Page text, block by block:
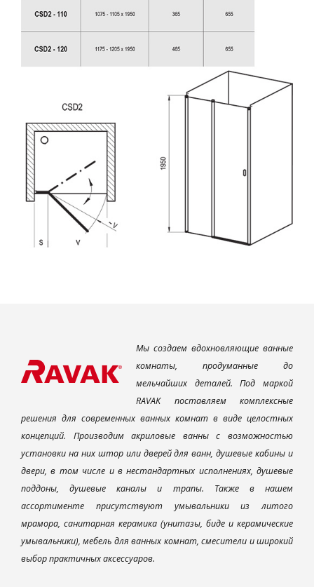
Мы создаем вдохновляющие ванные
комнаты, продуманные до
мельчайших деталей. Под маркой
RAVAK поставляем комплексные
решения для современных ванных комнат в виде целостных
концепций. Производим акриловые ванны с возможностью
установки на них штор или дверей для ванн, душевые кабины и
двери, в том числе и в нестандартных исполнениях, душевые
поддоны, душевые каналы и трапы. Также в нашем
ассортименте присутствуют умывальники из литого
мрамора, санитарная керамика (унитазы, биде и керамические
умывальники), мебель для ванных комнат, смесители и широкий
выбор практичных аксессуаров.